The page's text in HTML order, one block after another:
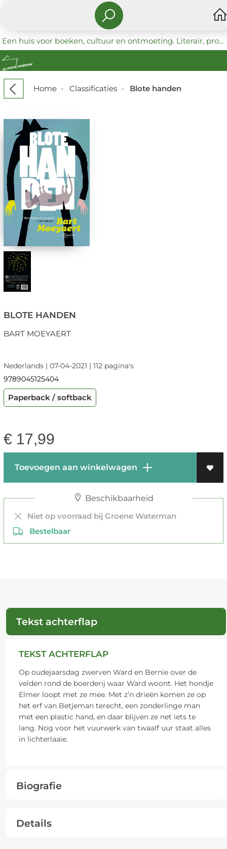
Een huis voor boeken, cultuur en ontmoeting. Literair, progressief en coöperatief.
Home- Classificaties- Blote handen
BLOTE HANDEN
BART MOEYAERT
Nederlands | 07-04-2021 | 112 pagina's
9789045125404
Paperback / softback
€ 17,99
Toevoegen aan winkelwagen
Beschikbaarheid
Niet op voorraad bij Groene Waterman
Bestelbaar
Tekst achterflap
TEKST ACHTERFLAP
Op oudejaarsdag zwerven Ward en Bernie over de
velden rond de boerderij waar Ward woont. Het hondje
Elmer loopt met ze mee. Met z’n drieën komen ze op
het erf van Betjeman terecht, een zonderlinge man
met een plastic hand, en daar blijven ze net iets te
lang. Nog voor het vuurwerk van twaalf uur staat alles
in lichterlaaie.
Biografie
Details